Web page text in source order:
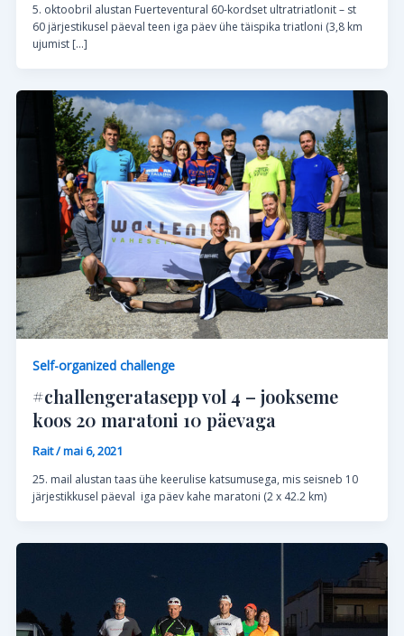
5. oktoobril alustan Fuerteventural 60-kordset ultratriatlonit – st
60 järjestikusel päeval teen iga päev ühe täispika triatloni (3,8 km
ujumist […]
Self-organized challenge
#challengeratasepp vol 4 – jookseme
koos 20 maratoni 10 päevaga
Rait/mai 6, 2021
25. mail alustan taas ühe keerulise katsumusega, mis seisneb 10
järjestikkusel päeval iga päev kahe maratoni (2 x 42.2 km)